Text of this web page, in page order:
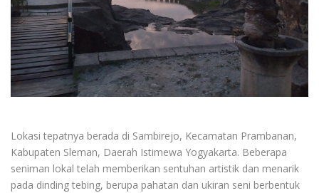
Lokasi tepatnya berada di Sambirejo, Kecamatan Prambanan,
Kabupaten Sleman, Daerah Istimewa Yogyakarta. Beberapa
seniman lokal telah memberikan sentuhan artistik dan menarik
pada dinding tebing, berupa pahatan dan ukiran seni berbentuk